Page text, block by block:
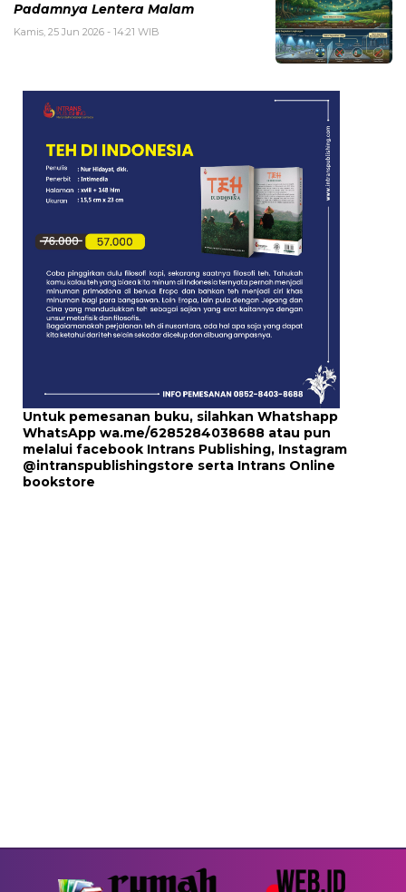
Padamnya Lentera Malam
Kamis, 25 Jun 2026 - 14:21 WIB
Untuk pemesanan buku, silahkan Whatshapp
WhatsApp wa.me/6285284038688 atau pun
melalui facebook Intrans Publishing, Instagram
@intranspublishingstore serta Intrans Online
bookstore